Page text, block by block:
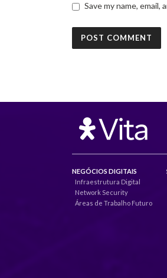
Save my name,
NEGÓCIOS DIGITAIS
Infraestrutura Digital
Network Security
Áreas de Trabalho Futuro